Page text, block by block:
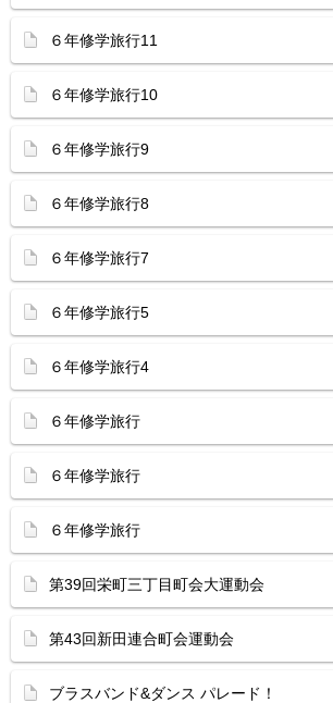
６年修学旅行11
６年修学旅行10
６年修学旅行9
６年修学旅行8
６年修学旅行7
６年修学旅行5
６年修学旅行4
６年修学旅行
６年修学旅行
６年修学旅行
第39回栄町三丁目町会大運動会
第43回新田連合町会運動会
ブラスバンド&ダンス パレード！